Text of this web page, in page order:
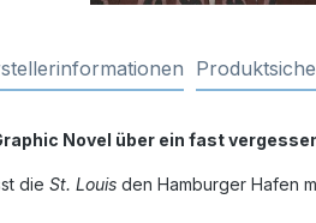
Novel über ein fast
die St. Louis den Hamburger Hafen